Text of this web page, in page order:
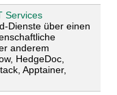
Services
Dienste über einen
anderem
HedgeDoc,
Apptainer,